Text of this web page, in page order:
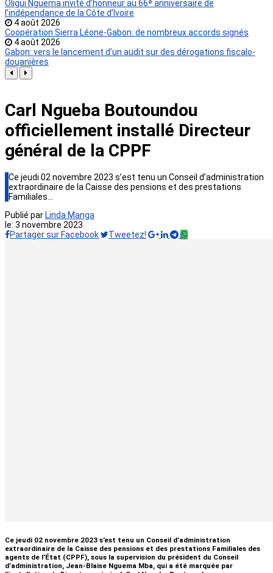
Oligui Nguema invité d’honneur au 66ᵉ anniversaire de
l’indépendance de la Côte d’Ivoire
4 août 2026
Coopération Sierra Léone-Gabon: de nombreux accords signés
4 août 2026
Gabon: vers le lancement d’un audit sur des dérogations fiscalo-
douanières
Carl Ngueba Boutoundou
officiellement installé Directeur
général de la CPPF
Ce jeudi 02 novembre 2023 s’est tenu un Conseil d’administration
extraordinaire de la Caisse des pensions et des prestations
Familiales…
Publié par Linda Manga
le: 3 novembre 2023
Partager sur Facebook
Tweetez!
Ce jeudi 02 novembre 2023 s’est tenu un Conseil d’administration
extraordinaire de la Caisse des pensions et des prestations Familiales des
agents de l’État (CPPF), sous la supervision du président du Conseil
d’administration, Jean-Blaise Nguema Mba, qui a été marquée par